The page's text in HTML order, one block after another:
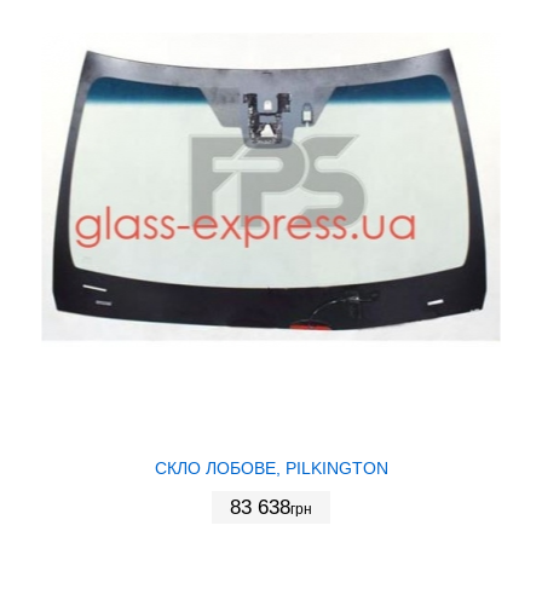
СКЛО ЛОБОВЕ, PILKINGTON
83 638грн